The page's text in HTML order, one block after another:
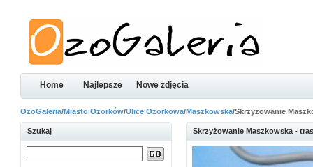
Home Najlepsze Nowe zdjęcia
OzoGaleria/Miasto Ozorków/Ulice Ozorkowa/Maszkowska/Skrzyżowanie
Szukaj Skrzyżowanie Maszkowska -